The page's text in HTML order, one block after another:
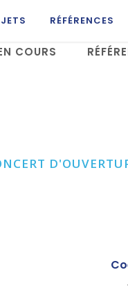
RÉFÉRENCES
COURS